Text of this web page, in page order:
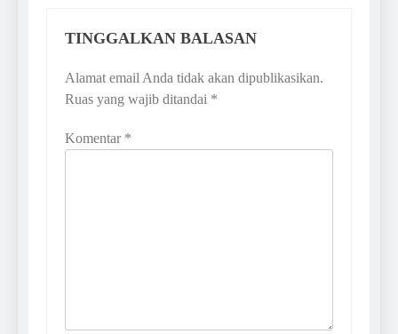
TINGGALKAN BALASAN
Alamat email Anda tidak akan dipublikasikan.
Ruas yang wajib ditandai *
Komentar *